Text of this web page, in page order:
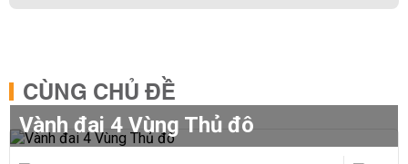
CÙNG CHỦ ĐỀ
Vành đai 4 Vùng Thủ đô